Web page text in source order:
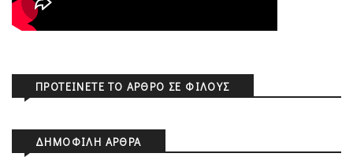
ΠΡΟΤΕΊΝΕΤΕ ΤΟ ΆΡΘΡΟ ΣΕ ΦΊΛΟΥΣ
ΔΗΜΟΦΙΛΉ ΆΡΘΡΑ